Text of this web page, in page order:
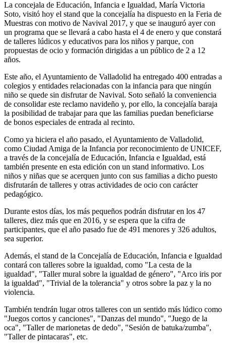
La concejala de Educación, Infancia e Igualdad, María Victoria
Soto, visitó hoy el stand que la concejalía ha dispuesto en la Feria de
Muestras con motivo de Navival 2017, y que se inauguró ayer con
un programa que se llevará a cabo hasta el 4 de enero y que constará
de talleres lúdicos y educativos para los niños y parque, con
propuestas de ocio y formación dirigidas a un público de 2 a 12
años.
Este año, el Ayuntamiento de Valladolid ha entregado 400 entradas a
colegios y entidades relacionadas con la infancia para que ningún
niño se quede sin disfrutar de Navival. Soto señaló la conveniencia
de consolidar este reclamo navideño y, por ello, la concejalía baraja
la posibilidad de trabajar para que las familias puedan beneficiarse
de bonos especiales de entrada al recinto.
Como ya hiciera el año pasado, el Ayuntamiento de Valladolid,
como Ciudad Amiga de la Infancia por reconocimiento de UNICEF,
a través de la concejalía de Educación, Infancia e Igualdad, está
también presente en esta edición con un stand informativo. Los
niños y niñas que se acerquen junto con sus familias a dicho puesto
disfrutarán de talleres y otras actividades de ocio con carácter
pedagógico.
Durante estos días, los más pequeños podrán disfrutar en los 47
talleres, diez más que en 2016, y se espera que la cifra de
participantes, que el año pasado fue de 491 menores y 326 adultos,
sea superior.
Además, el stand de la Concejalía de Educación, Infancia e Igualdad
contará con talleres sobre la igualdad, como "La cesta de la
igualdad", "Taller mural sobre la igualdad de género", "Arco iris por
la igualdad", "Trivial de la tolerancia" y otros sobre la paz y la no
violencia.
También tendrán lugar otros talleres con un sentido más lúdico como
"Juegos cortos y canciones", "Danzas del mundo", "Juego de la
oca", "Taller de marionetas de dedo", "Sesión de batuka/zumba",
"Taller de pintacaras", etc.